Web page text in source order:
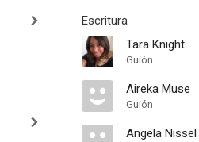
Escritura
Tara Knight
Guión
Aireka Muse
Guión
Angela Nissel